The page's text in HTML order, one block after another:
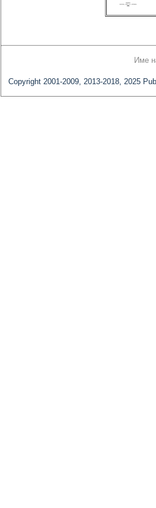
Име
Copyright 2001-2009, 2013-2018, 2025